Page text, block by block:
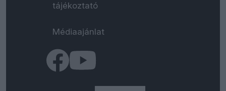
tájékoztató
Médiaajánlat